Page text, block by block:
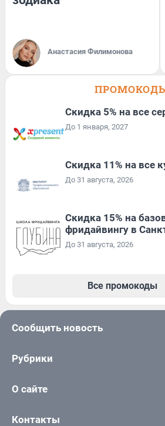
Анастасия Филимонова
Скидка 5% на все
До 1 января, 2027
Скидка 11% на все
До 31 августа, 2026
Скидка 15% на
фридайвингу в
До 31 августа, 2026
Все промокоды
Сообщить новость
Рубрики
О сайте
Контакты